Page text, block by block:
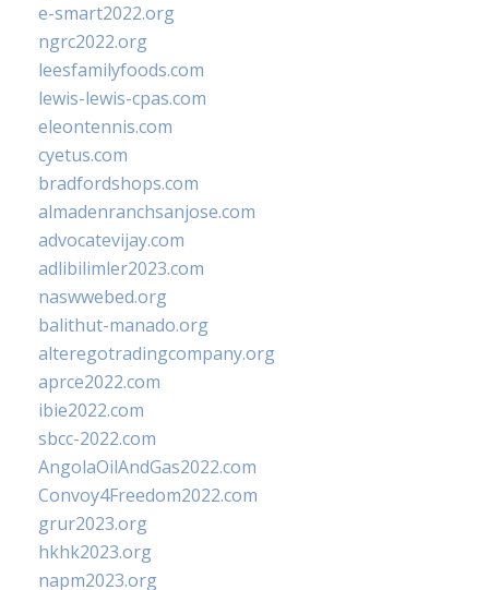
e-smart2022.org
ngrc2022.org
leesfamilyfoods.com
lewis-lewis-cpas.com
eleontennis.com
cyetus.com
bradfordshops.com
almadenranchsanjose.com
advocatevijay.com
adlibilimler2023.com
naswwebed.org
balithut-manado.org
alteregotradingcompany.org
aprce2022.com
ibie2022.com
sbcc-2022.com
AngolaOilAndGas2022.com
Convoy4Freedom2022.com
grur2023.org
hkhk2023.org
napm2023.org